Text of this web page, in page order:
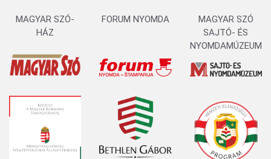
MAGYAR SZÓ-
HÁZ
FORUM NYOMDA
MAGYAR SZÓ
SAJTÓ- ÉS
NYOMDAMÚZEUM